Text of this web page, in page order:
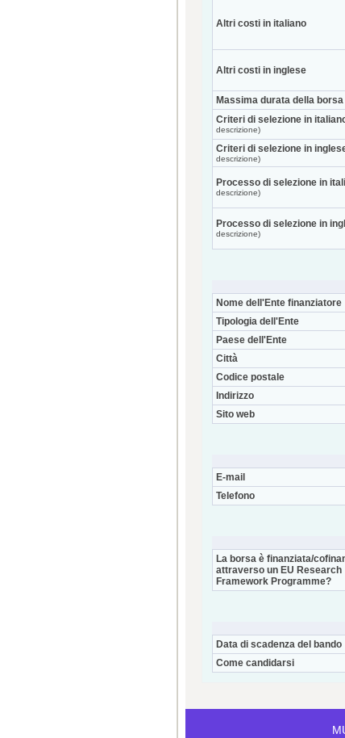
Altri costi in italiano
Altri costi in inglese
Massima durata della borsa
Criteri di selezione in
descrizione)
Criteri di selezione in
descrizione)
Processo di selezione in
descrizione)
Processo di selezione in
descrizione)
Nome dell'Ente finanziatore
Tipologia dell'Ente
Paese dell'Ente
Città
Codice postale
Indirizzo
Sito web
E-mail
Telefono
La borsa è finanziata/
attraverso un EU Research
Framework Programme?
Data di scadenza del bando
Come candidarsi